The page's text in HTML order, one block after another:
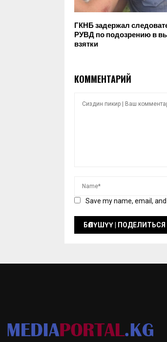
ГКНБ задержал
РУВД по подозрению в
взятки
КОММЕНТАРИЙ
Save my name, email,